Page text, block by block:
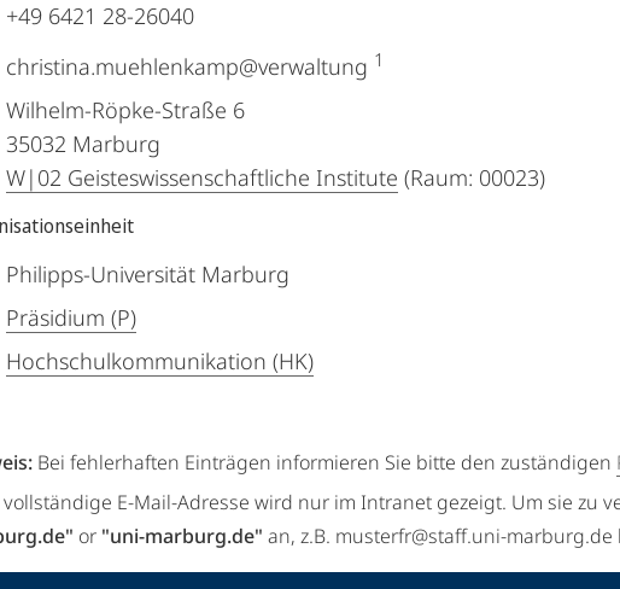
+49 6421 28-26040
christina.muehlenkamp@verwaltung 1
Wilhelm-Röpke-Straße 6
35032 Marburg
W|02 Geisteswissenschaftliche Institute (Raum: 00023)
Philipps-Universität Marburg
Präsidium (P)
Hochschulkommunikation (HK)
Bei fehlerhaften Einträgen informieren Sie bitte den zuständigen
vollständige E-Mail-Adresse wird nur im Intranet gezeigt. Um sie zu
or "uni-marburg.de" an, z.B. musterfr@staff.uni-